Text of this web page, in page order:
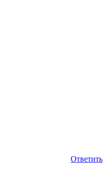
Ответить